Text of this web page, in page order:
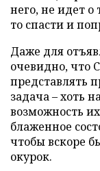
него, не идет
то спасти и
Даже для
очевидно, что
представлять
задача – хоть
возможность
блаженное
чтобы вскоре
окурок.